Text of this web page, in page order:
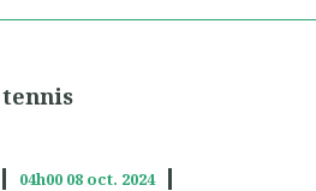
tennis
04h00 08 oct. 2024